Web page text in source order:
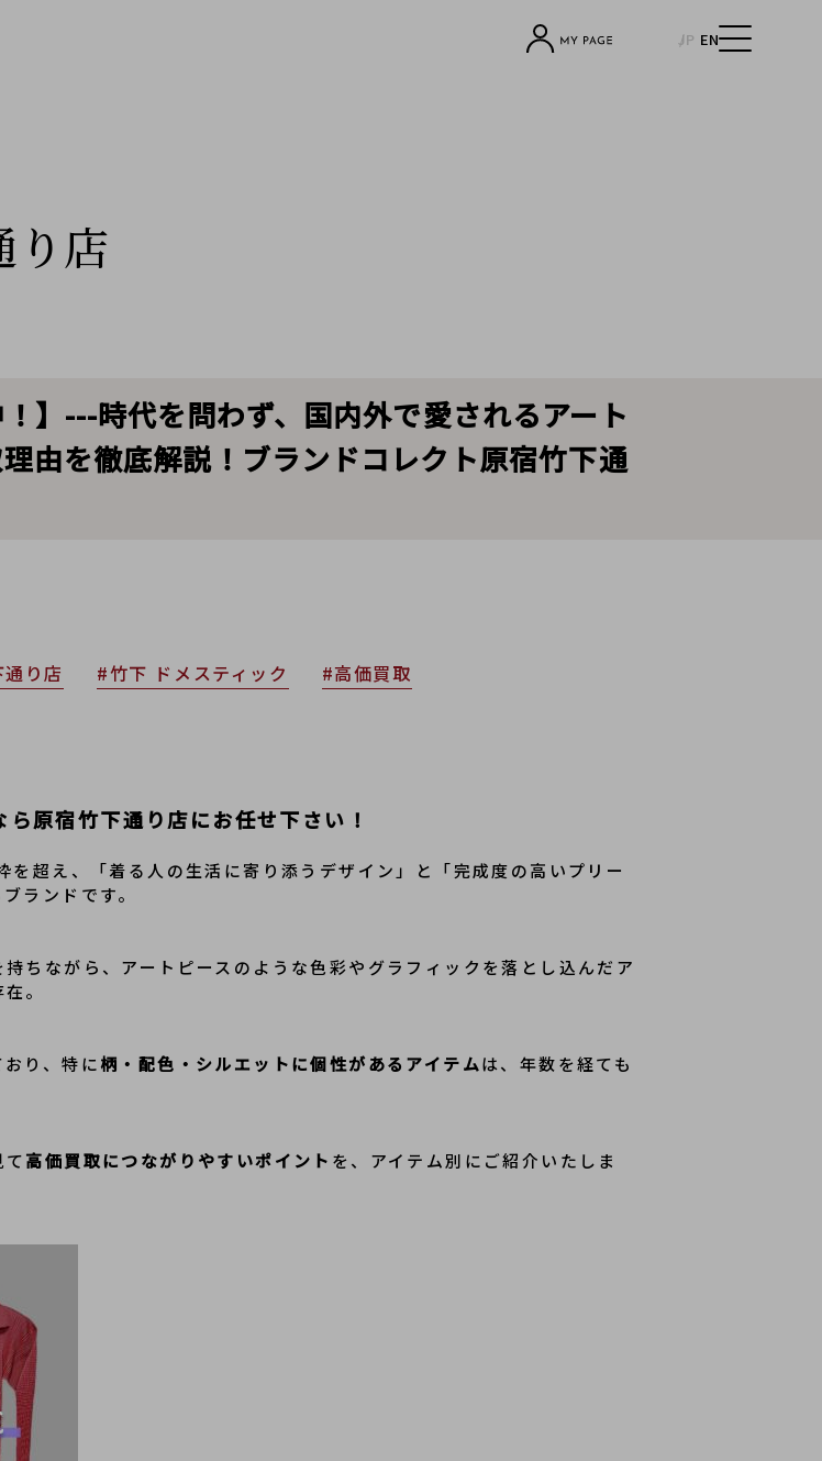
JP EN
り店
】---時代を問わず、国内外で愛されるアート
由を徹底解説！ブランドコレクト原宿竹下通
り店 #竹下 ドメスティック #高価買取
ら原宿竹下通り店にお任せ下さい！
を超え、「着る人の生活に寄り添うデザイン」と「完成度の高いプリー
ちながら、アートピースのような色彩やグラフィックを落とし込んだア
。
り、特に柄・配色・シルエットに個性があるアイテムは、年数を経ても
高価買取につながりやすいポイント を、アイテム別にご紹介いたしま